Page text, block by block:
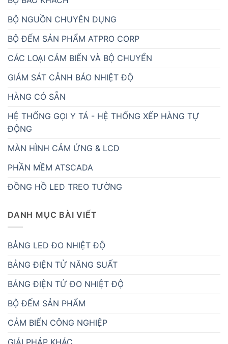
BỘ NGUỒN CHUYÊN DỤNG
BỘ ĐẾM SẢN PHẨM ATPRO CORP
CÁC LOẠI CẢM BIẾN VÀ BỘ CHUYỂN
GIÁM SÁT CẢNH BÁO NHIỆT ĐỘ
HÀNG CÓ SẴN
HỆ THỐNG GỌI Y TÁ - HỆ THỐNG XẾP HÀNG TỰ
ĐỘNG
MÀN HÌNH CẢM ỨNG & LCD
PHẦN MỀM ATSCADA
ĐỒNG HỒ LED TREO TƯỜNG
DANH MỤC BÀI VIẾT
BẢNG LED ĐO NHIỆT ĐỘ
BẢNG ĐIỆN TỬ NĂNG SUẤT
BẢNG ĐIỆN TỬ ĐO NHIỆT ĐỘ
BỘ ĐẾM SẢN PHẨM
CẢM BIẾN CÔNG NGHIỆP
GIẢI PHÁP KHÁC